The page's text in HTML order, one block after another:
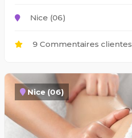
Nice (06)
9 Commentaires clientes
Nice (06)